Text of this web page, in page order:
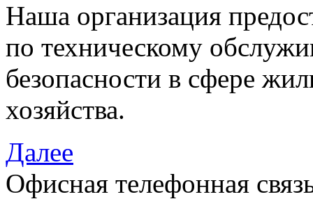
Наша организация
по техническому
безопасности в сфере
хозяйства.
Далее
Офисная телефонная